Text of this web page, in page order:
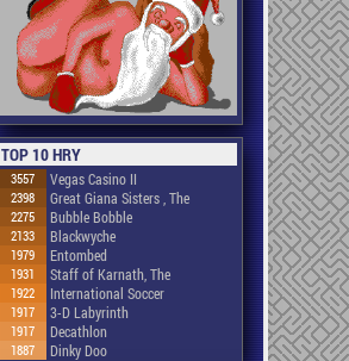
TOP 10 HRY
3557 Vegas Casino II
2398 Great Giana Sisters , The
2275 Bubble Bobble
2133 Blackwyche
1979 Entombed
1931 Staff of Karnath, The
1922 International Soccer
1917 3-D Labyrinth
1917 Decathlon
1887 Dinky Doo